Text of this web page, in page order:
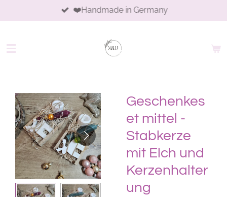
to
content
❤️Handmade in Germany
Geschenkes
et mittel -
Stabkerze
mit Elch und
Kerzenhalter
ung